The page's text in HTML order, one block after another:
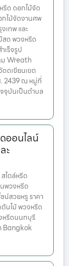
รีด ดอกไม้จัด
ไม้จัดงานศพ
เทพ และ
สด พวงหรีด
เร็จรูป
Wreath
ดเขียนเขต
. 2439 ณ หมู่ที่
จุบันเป็นตำบล
ออนไลน์
ะ
ไตล์หรีด
พวงหรีด
น์สวยหรู ราคา
นไม้ พวงหรีด
หรีดนนทบุรี
Bangkok